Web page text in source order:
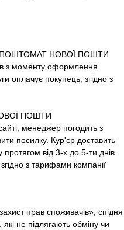
ПОШТОМАТ НОВОЇ ПОШТИ
з моменту оформлення
оплачує покупець, згідно з
ПОШТИ
менеджер погодить з
посилку. Кур'єр доставить
від 3-х до 5-ти днів.
з тарифами компанії
прав споживачів», спідня
які не підлягають обміну чи